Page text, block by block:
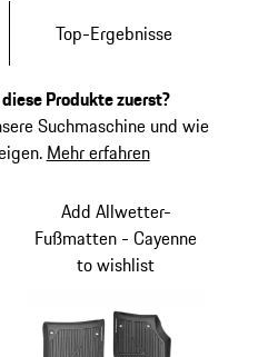
Top-Ergebnisse
Produkte zuerst?
Suchmaschine und wie
Mehr erfahren
Add Allwetter-
Fußmatten - Cayenne
to wishlist